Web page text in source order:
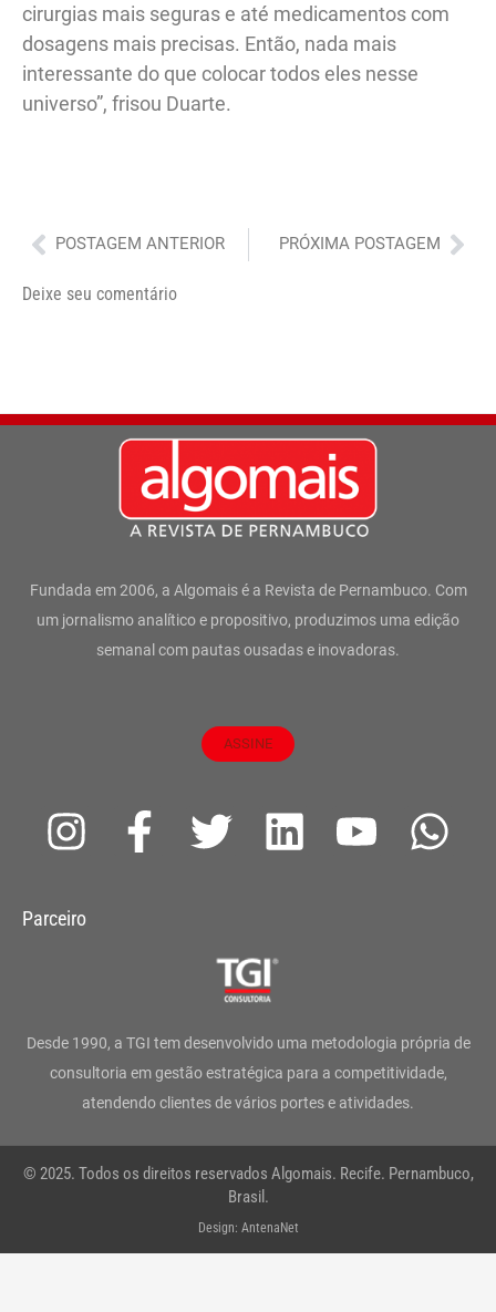
cirurgias mais seguras e até medicamentos com
dosagens mais precisas. Então, nada mais
interessante do que colocar todos eles nesse
universo”, frisou Duarte.
Anterior
POSTAGEM ANTERIOR PRÓXIMA POSTAGEM
Deixe seu comentário
Fundada em 2006, a Algomais é a Revista de Pernambuco. Com
um jornalismo analítico e propositivo, produzimos uma edição
semanal com pautas ousadas e inovadoras.
ASSINE
I
s
g
r
a
m
F
a
o
o
k
-
T
t
e
r
L
d
i
n
Y
b
e
W
a
p
Parceiro
Desde 1990, a TGI tem desenvolvido uma metodologia própria de
consultoria em gestão estratégica para a competitividade,
atendendo clientes de vários portes e atividades.
© 2025. Todos os direitos reservados Algomais. Recife. Pernambuco,
Brasil.
Design: AntenaNet